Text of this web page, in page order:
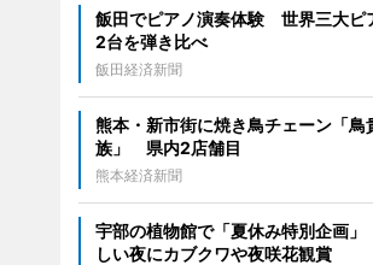
飯田でピアノ演奏体験 世界三大ピ
2台を弾き比べ
飯田経済新聞
熊本・新市街に焼き鳥チェーン「鳥
族」 県内2店舗目
熊本経済新聞
宇部の植物館で「夏休み特別企画
しい夜にカブクワや夜咲花観賞